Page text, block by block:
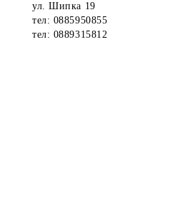
ул. Шипка 19
тел: 0885950855
тел: 0889315812